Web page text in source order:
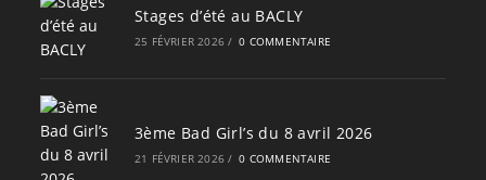
Stages d’été au BACLY
25 FÉVRIER 2026 / 0 COMMENTAIRE
3ème Bad Girl’s du 8 avril 2026
21 FÉVRIER 2026 / 0 COMMENTAIRE